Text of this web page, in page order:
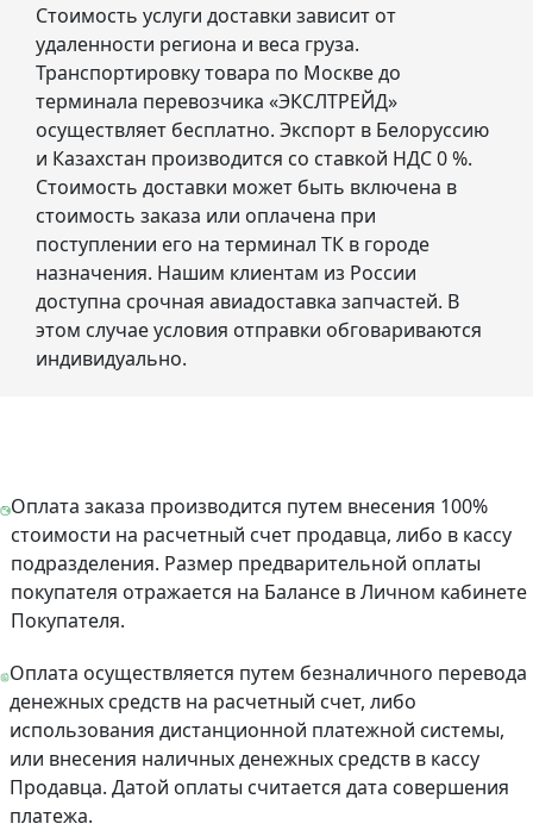
Стоимость услуги доставки зависит от
удаленности региона и веса груза.
Транспортировку товара по Москве до
терминала перевозчика «ЭКСЛТРЕЙД»
осуществляет бесплатно. Экспорт в Белоруссию
и Казахстан производится со ставкой НДС 0 %.
Стоимость доставки может быть включена в
стоимость заказа или оплачена при
поступлении его на терминал ТК в городе
назначения. Нашим клиентам из России
доступна срочная авиадоставка запчастей. В
этом случае условия отправки обговариваются
индивидуально.
Оплата заказа производится путем внесения 100%
стоимости на расчетный счет продавца, либо в кассу
подразделения. Размер предварительной оплаты
покупателя отражается на Балансе в Личном кабинете
Покупателя.
Оплата осуществляется путем безналичного перевода
денежных средств на расчетный счет, либо
использования дистанционной платежной системы,
или внесения наличных денежных средств в кассу
Продавца. Датой оплаты считается дата совершения
платежа.